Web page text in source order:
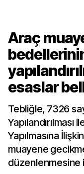
Araç
esaslar
Tebliğle, 7326
Yapılmasına
muayene
düzenlenmesine